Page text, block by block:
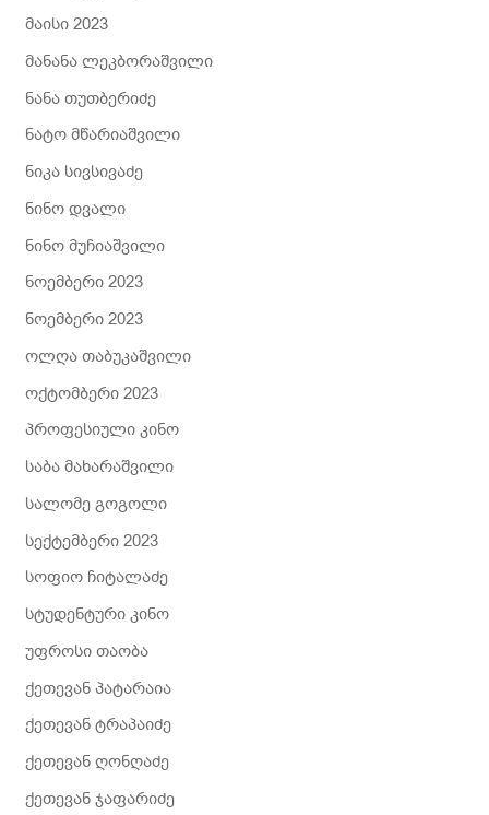
მაისი 2023
მანანა ლეკბორაშვილი
ნანა თუთბერიძე
ნატო მწარიაშვილი
ნიკა სივსივაძე
ნინო დვალი
ნინო მუჩიაშვილი
ნოემბერი 2023
ნოემბერი 2023
ოლღა თაბუკაშვილი
ოქტომბერი 2023
პროფესიული კინო
საბა მახარაშვილი
სალომე გოგოლი
სექტემბერი 2023
სოფიო ჩიტალაძე
სტუდენტური კინო
უფროსი თაობა
ქეთევან პატარაია
ქეთევან ტრაპაიძე
ქეთევან ღონღაძე
ქეთევან ჯაფარიძე